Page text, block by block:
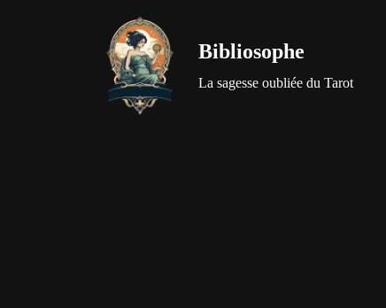
Bibliosophe
La sagesse oubliée du Tarot